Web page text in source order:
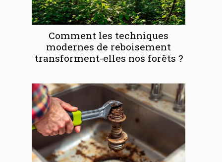
Comment les techniques
modernes de reboisement
transforment-elles nos forêts ?